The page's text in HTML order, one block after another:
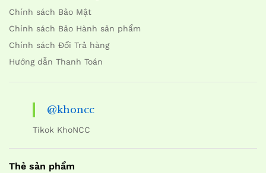
Chính sách Bảo Mật
Chính sách Bảo Hành sản phẩm
Chính sách Đổi Trả hàng
Hướng dẫn Thanh Toán
@khoncc
Tikok KhoNCC
Thẻ sản phẩm